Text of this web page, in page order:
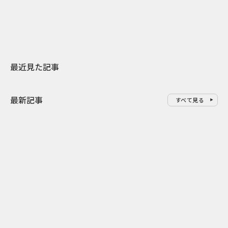
最近見た記事
最新記事 すべて見る